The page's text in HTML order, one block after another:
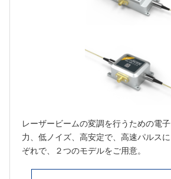
レーザービームの変調を行うための電
力、低ノイズ、高安定で、高速パルス
ぞれで、２つのモデルをご用意。